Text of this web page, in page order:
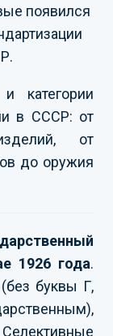
появился
категории
в СССР: от
от
до оружия
1926 года.
буквы Г,